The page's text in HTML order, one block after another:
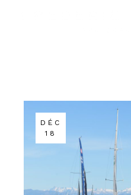
DÉC
18